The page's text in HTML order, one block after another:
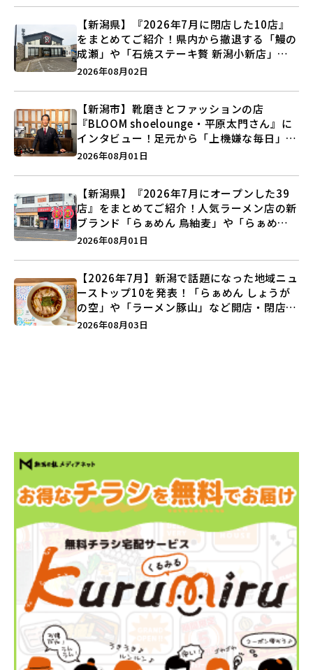
【新潟県】『2026年7月に閉店した10店』
をまとめてご紹介！県内から撤退する「鰻の
成瀬」や「石焼ステーキ贅 新潟小新店」が
営業に幕…。
2026年08月02日
【新潟市】靴磨きとファッションの店
『BLOOM shoelounge・平原太門さん』に
インタビュー！足元から「上機嫌な毎日」を
つくる装いの提案とは？
2026年08月01日
【新潟県】『2026年7月にオープンした39
店』をまとめてご紹介！人気ラーメン店の新
ブランド「らぁめん 鳥紬麦」や「らぁめん
しょうがの空」など盛りだくさん♪
2026年08月01日
【2026年7月】新潟で話題になった地域ニュ
ーストップ10を発表！「らぁめん しょうが
の空」や「ラーメン豚山」など開店・閉店の
注目記事をランキングでご紹介♪
2026年08月03日